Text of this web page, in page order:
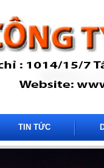
TIN TỨC